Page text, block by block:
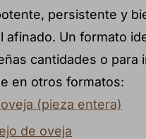
persistente y
afinado. Un formato
cantidades o
en otros formatos:
(pieza entera)
de oveja